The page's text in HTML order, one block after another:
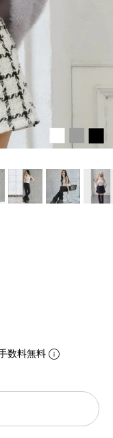
数料無料